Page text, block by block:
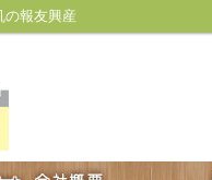
の報友興産